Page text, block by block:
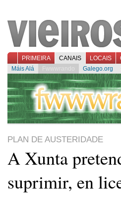
PRIMEIRA CANAIS LOCAIS
Máis Alá
Fwwwrando Galego.org
PLAN DE AUSTERIDADE
A Xunta
suprimir, en